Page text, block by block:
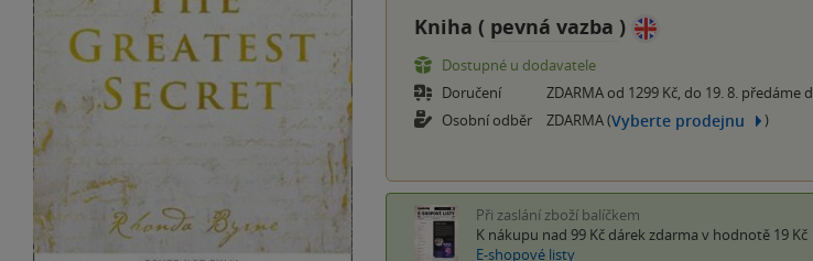
Kniha ( pevná vazba )
Dostupné u dodavatele
Doručení
ZDARMA od 1299 Kč, do 19. 8. předáme
Osobní odběr
ZDARMA (Vyberte prodejnu )
Při zaslání zboží balíčkem
K nákupu nad 99 Kč dárek zdarma v hodnotě 19 Kč
E-shopové listy